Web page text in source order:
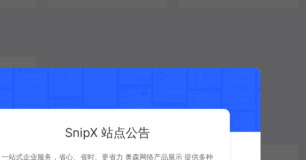
SnipX 站点公告
一站式企业服务，省心、省时、更省力 奥森网络产品展示 提供多种